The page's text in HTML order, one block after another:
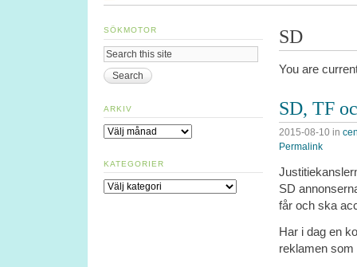
SD
You are
SD, TF
2015-08-10 in
Permalink
SD
får och ska
Har i dag en
reklamen
SÖKMOTOR
ARKIV
Arkiv
KATEGORIER
Kategorier